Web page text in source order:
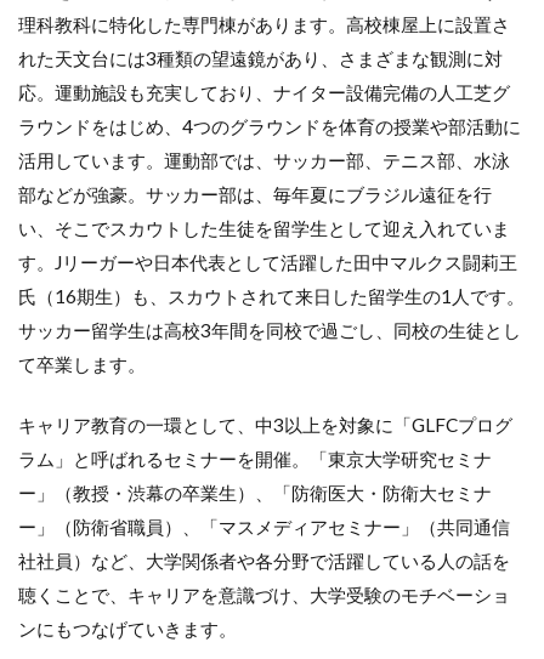
理科教科に特化した専門棟があります。高校棟屋上に設置さ
れた天文台には3種類の望遠鏡があり、さまざまな観測に対
応。運動施設も充実しており、ナイター設備完備の人工芝グ
ラウンドをはじめ、4つのグラウンドを体育の授業や部活動に
活用しています。運動部では、サッカー部、テニス部、水泳
部などが強豪。サッカー部は、毎年夏にブラジル遠征を行
い、そこでスカウトした生徒を留学生として迎え入れていま
す。Jリーガーや日本代表として活躍した田中マルクス闘莉王
氏（16期生）も、スカウトされて来日した留学生の1人です。
サッカー留学生は高校3年間を同校で過ごし、同校の生徒とし
て卒業します。
キャリア教育の一環として、中3以上を対象に「GLFCプログ
ラム」と呼ばれるセミナーを開催。「東京大学研究セミナ
ー」（教授・渋幕の卒業生）、「防衛医大・防衛大セミナ
ー」（防衛省職員）、「マスメディアセミナー」（共同通信
社社員）など、大学関係者や各分野で活躍している人の話を
聴くことで、キャリアを意識づけ、大学受験のモチベーショ
ンにもつなげていきます。